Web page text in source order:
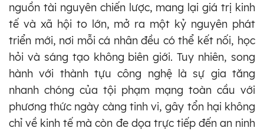
nguồn tài nguyên chiến lược, mang lại giá trị kinh
tế và xã hội to lớn, mở ra một kỷ nguyên phát
triển mới, nơi mỗi cá nhân đều có thể kết nối, học
hỏi và sáng tạo không biên giới. Tuy nhiên, song
hành với thành tựu công nghệ là sự gia tăng
nhanh chóng của tội phạm mạng toàn cầu với
phương thức ngày càng tinh vi, gây tổn hại không
chỉ về kinh tế mà còn đe dọa trực tiếp đến an ninh